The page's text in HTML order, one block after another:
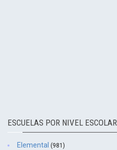
ESCUELAS POR NIVEL ESCOLAR
Elemental (981)